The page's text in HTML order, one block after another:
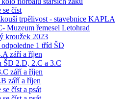
se číst
trpělivost - stavebnice KAPLA
Muzeum řemesel Letohrad
kroužek 2023
1 tříd ŠD
září a říjen
ŠD 2.D, 2.C a 3.C
září a říjen
září a říjen
číst a psát